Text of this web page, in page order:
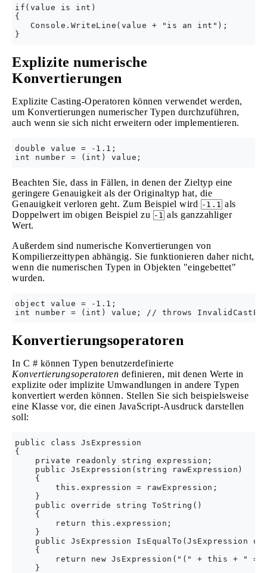
if(value is int)
{
   Console.WriteLine(value + "is an int");
Explizite numerische
Konvertierungen
Explizite Casting-Operatoren können verwendet werden,
um Konvertierungen numerischer Typen durchzuführen,
auch wenn sie sich nicht erweitern oder implementieren.
double value = -1.1;
Beachten Sie, dass in Fällen, in denen der Zieltyp eine
geringere Genauigkeit als der Originaltyp hat, die
Genauigkeit verloren geht. Zum Beispiel wird -1.1 als
Doppelwert im obigen Beispiel zu -1 als ganzzahliger
Wert.
Außerdem sind numerische Konvertierungen von
Kompilierzeittypen abhängig. Sie funktionieren daher nicht,
wenn die numerischen Typen in Objekten "eingebettet"
wurden.
object value = -1.1;
Konvertierungsoperatoren
In C # können Typen benutzerdefinierte
Konvertierungsoperatoren definieren, mit denen Werte in
explizite oder implizite Umwandlungen in andere Typen
konvertiert werden können. Stellen Sie sich beispielsweise
eine Klasse vor, die einen JavaScript-Ausdruck darstellen
soll:
public class JsExpression
{
    private readonly string expression;
    public JsExpression(string rawExpression)
    {
        this.expression = rawExpression;
    }
    public override string ToString()
    {
        return this.expression;
    }
public JsExpression IsEqualTo(JsExpression
    {
return new JsExpression("(" + this + " ==
    }